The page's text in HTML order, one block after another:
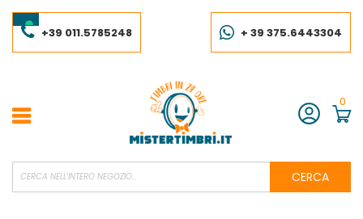
al
contenuto+39 011.5785248 + 39 375.6443304
Account
0
CERCA